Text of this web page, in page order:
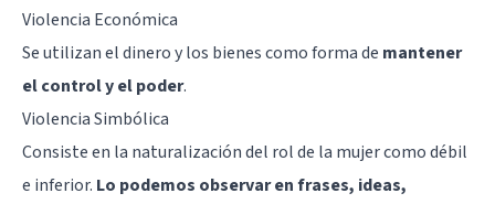
Violencia Económica
Se utilizan el dinero y los bienes como forma de mantener
el control y el poder.
Violencia Simbólica
Consiste en la naturalización del rol de la mujer como débil
e inferior. Lo podemos observar en frases, ideas,